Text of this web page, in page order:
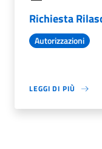
Richiesta
Autorizzazioni
LEGGI DI PIÙ